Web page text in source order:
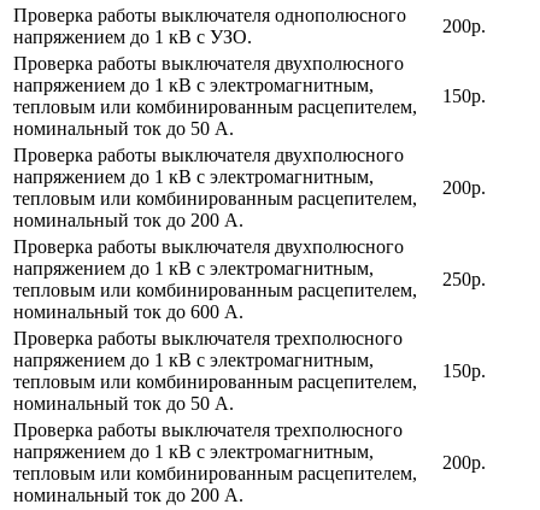
Проверка работы выключателя однополюсного
напряжением до 1 кВ с УЗО.
200р.
Проверка работы выключателя двухполюсного
напряжением до 1 кВ с электромагнитным,
тепловым или комбинированным расцепителем,
номинальный ток до 50 А.
150р.
Проверка работы выключателя двухполюсного
напряжением до 1 кВ с электромагнитным,
тепловым или комбинированным расцепителем,
номинальный ток до 200 А.
200р.
Проверка работы выключателя двухполюсного
напряжением до 1 кВ с электромагнитным,
тепловым или комбинированным расцепителем,
номинальный ток до 600 А.
250р.
Проверка работы выключателя трехполюсного
напряжением до 1 кВ с электромагнитным,
тепловым или комбинированным расцепителем,
номинальный ток до 50 А.
150р.
Проверка работы выключателя трехполюсного
напряжением до 1 кВ с электромагнитным,
тепловым или комбинированным расцепителем,
номинальный ток до 200 А.
200р.